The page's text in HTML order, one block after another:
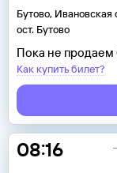
Бутово, Ивановская
ост. Бутово
Пока не продаем
Как купить билет?
08:16